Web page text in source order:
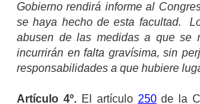
Gobierno rendirá informe al
se haya hecho de esta facultad.
abusen de las medidas a que se
incurrirán en falta gravísima, sin
responsabilidades a que hubiere
Artículo 4º.El artículo 250de la